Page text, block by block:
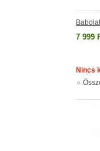
7 999
Nincs